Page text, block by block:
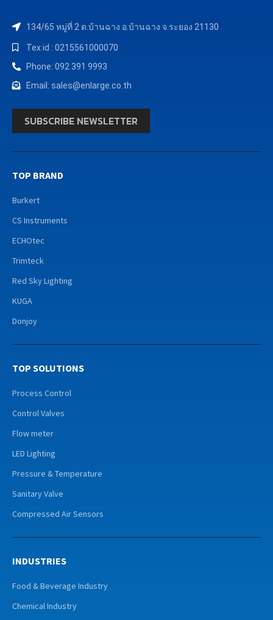
134/65 หมู่ที่ 2 ต.บ้านฉาง อ.บ้านฉาง จ.ระยอง 21130
Tex id : 0215561000070
Phone: 092 391 9993
Email: sales@enlarge.co.th
SUBSCRIBE NEWSLETTER
TOP BRAND
Burkert
CS Instruments
ECHOtec
Trimteck
Red Sky Lighting
KUGA
Donjoy
TOP SOLUTIONS
Process Control
Control Valves
Flow meter
LED Lighting
Pressure & Temperature
Sanitary Valve
Compressed Air Sensors
INDUSTRIES
Food & Beverage Industry
Chemical Industry